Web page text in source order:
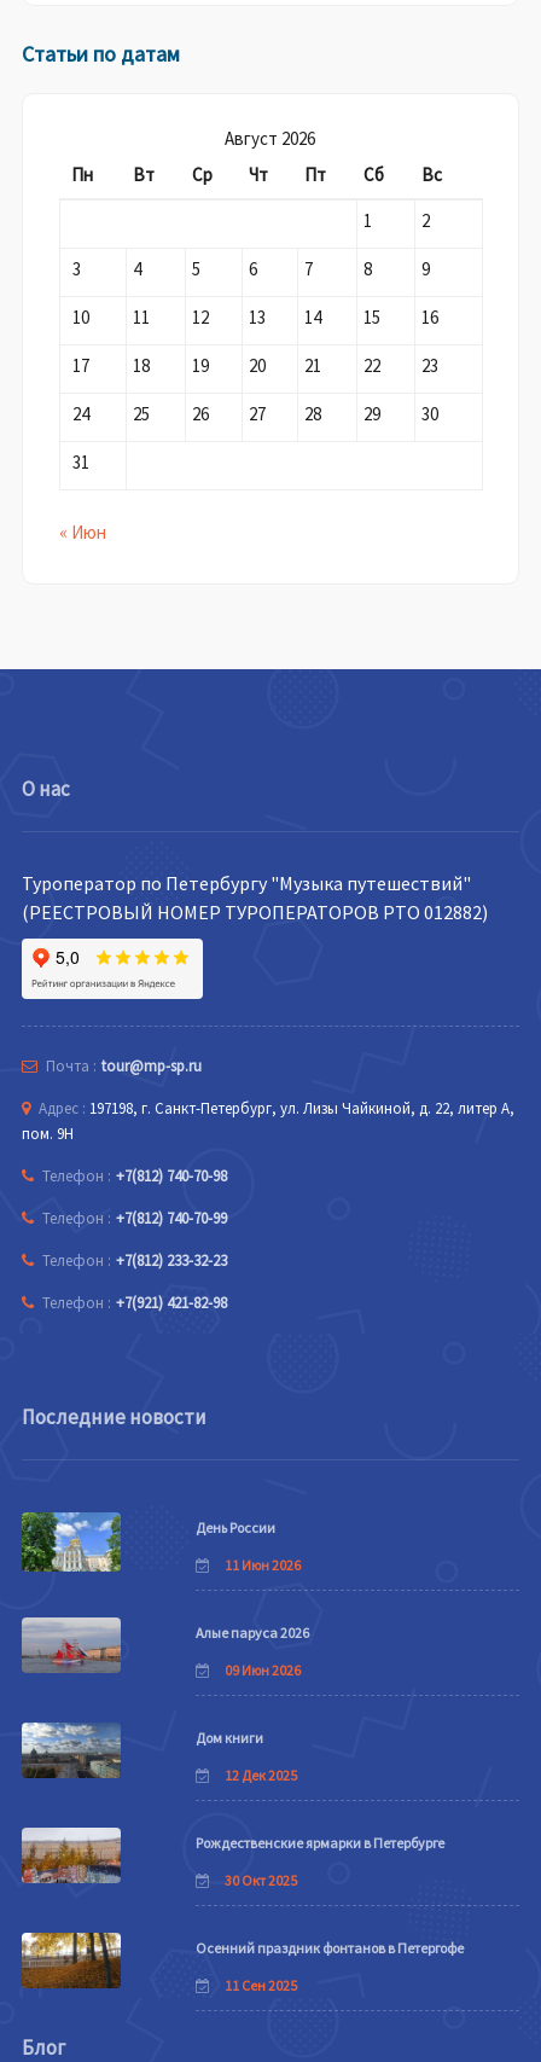
Статьи по датам
Август 2026
Пн
Вт Ср Чт Пт Сб
Вс
1
2
3 4 5 6 7 8 9
10 11 12 13 14 15 16
17 18 19 20 21 22 23
24 25 26 27 28 29 30
31
« Июн
О нас
Туроператор по Петербургу "Музыка путешествий"
(РЕЕСТРОВЫЙ НОМЕР ТУРОПЕРАТОРОВ РТО 012882)
Почта : tour@mp-sp.ru
Адрес : 197198, г. Санкт-Петербург, ул. Лизы Чайкиной, д. 22, литер А,
пом. 9Н
Телефон : +7(812) 740-70-98
Телефон : +7(812) 740-70-99
Телефон : +7(812) 233-32-23
Телефон : +7(921) 421-82-98
Последние новости
День России
11 Июн 2026
Алые паруса 2026
09 Июн 2026
Дом книги
12 Дек 2025
Рождественские ярмарки в Петербурге
30 Окт 2025
Осенний праздник фонтанов в Петергофе
11 Сен 2025
Блог